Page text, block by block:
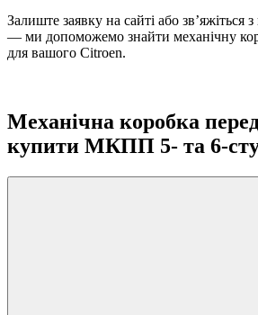
Залиште заявку на сайті або
— ми допоможемо знайти механічну
для вашого Citroen.
Механічна коробка
купити МКПП 5- та 6-